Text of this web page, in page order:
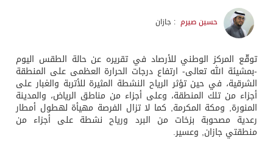
حسين صيرم : جازان
توقّع المركز الوطني للأرصاد في تقريره عن حالة الطقس اليوم
-بمشيئة الله تعالى- ارتفاع درجات الحرارة العظمى على المنطقة
الشرقية، في حين تؤثر الرياح النشطة المثيرة للأتربة والغبار على
أجزاء من تلك المنطقة، وعلى أجزاء من مناطق الرياض، والمدينة
المنورة, ومكة المكرمة, كما لا تزال الفرصة مهيأة لهطول أمطار
رعدية مصحوبة بزخات من البرد ورياح نشطة على أجزاء من
منطقتي جازان, وعسير.